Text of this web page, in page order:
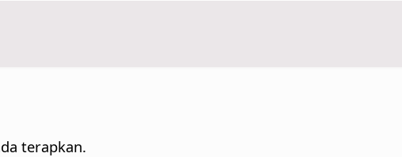
terapkan.